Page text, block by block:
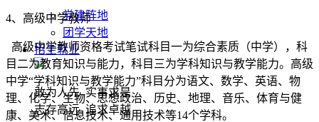
党建阵地
团学天地
招生就业
敢为人先 实事求是
志存高远 追求卓越
4、高级中学教师
高级中学教师资格考试笔试科目一为综合素质（中学），科
目二为教育知识与能力，科目三为学科知识与教学能力。高级
中学“学科知识与教学能力”科目分为语文、数学、英语、物
理、化学、生物、思想政治、历史、地理、音乐、体育与健
康、美术、信息技术、通用技术等14个学科。